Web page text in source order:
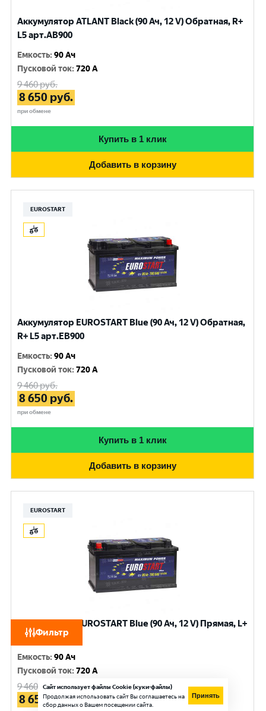
Фильтр
Аккумулятор ATLANT Black (90 Ач, 12 V) Обратная, R+
L5 арт.AB900
Емкость:90 Ач
Пусковой ток:720 A
9 460руб.
8 650 руб.
при обмене
Купить в 1 клик
Добавить в корзину
EUROSTART
Аккумулятор EUROSTART Blue (90 Ач, 12 V) Обратная,
R+ L5 арт.EB900
Емкость:90 Ач
Пусковой ток:720 A
9 460руб.
8 650 руб.
при обмене
Купить в 1 клик
Добавить в корзину
EUROSTART
Аккумулятор EUROSTART Blue (90 Ач, 12 V) Прямая, L+
L5 арт.EB901
Емкость:90 Ач
Пусковой ток:720 A
9 460 руб.
8 650руб.
Сайт использует файлы Cookie (куки-файлы)
Продолжая использовать сайт Вы соглашаетесь на
сбор данных о Вашем посещении сайта.
Принять